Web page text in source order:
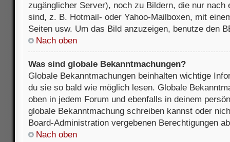
zugänglicher Server), noch zu Bildern, die nur nach
sind, z. B. Hotmail- oder Yahoo-Mailboxen, mit
Seiten usw. Um das Bild anzuzeigen, benutze den
Nach oben
Was sind globale Bekanntmachungen?
Globale Bekanntmachungen beinhalten wichtige
du sie so bald wie möglich lesen. Globale
oben in jedem Forum und ebenfalls in deinem
globale Bekanntmachung schreiben kannst oder
Board-Administration vergebenen Berechtigungen
Nach oben